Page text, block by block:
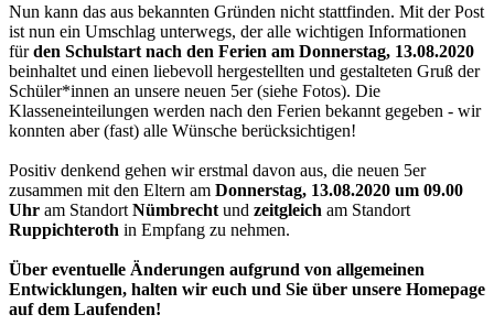
Nun kann das aus bekannten Gründen nicht stattfinden. Mit der Post
ist nun ein Umschlag unterwegs, der alle wichtigen Informationen
fürden Schulstart nach den Ferien am Donnerstag, 13.08.2020
beinhaltet und einen liebevoll hergestellten und gestalteten Gruß der
Schüler*innen an unsere neuen 5er (siehe Fotos). Die
Klasseneinteilungen werden nach den Ferien bekannt gegeben - wir
konnten aber (fast) alle Wünsche berücksichtigen!
Positiv denkend gehen wir erstmal davon aus, die neuen 5er
zusammen mit den Eltern am Donnerstag, 13.08.2020 um 09.00
Uhr am Standort Nümbrecht und zeitgleich am Standort
Ruppichteroth in Empfang zu nehmen.
Über eventuelle Änderungen aufgrund von allgemeinen
Entwicklungen, halten wir euch und Sie über unsere Homepage
auf dem Laufenden!